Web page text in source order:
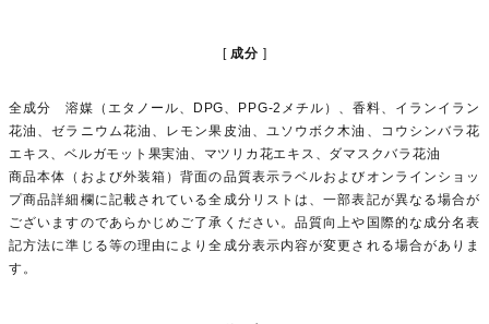
成分
全成分 溶媒（エタノール、DPG、PPG-2メチル）、香料、イランイラン
花油、ゼラニウム花油、レモン果皮油、ユソウボク木油、コウシンバラ花
エキス、ベルガモット果実油、マツリカ花エキス、ダマスクバラ花油
商品本体（および外装箱）背面の品質表示ラベルおよびオンラインショッ
プ商品詳細欄に記載されている全成分リストは、一部表記が異なる場合が
ございますのであらかじめご了承ください。品質向上や国際的な成分名表
記方法に準じる等の理由により全成分表示内容が変更される場合がありま
す。